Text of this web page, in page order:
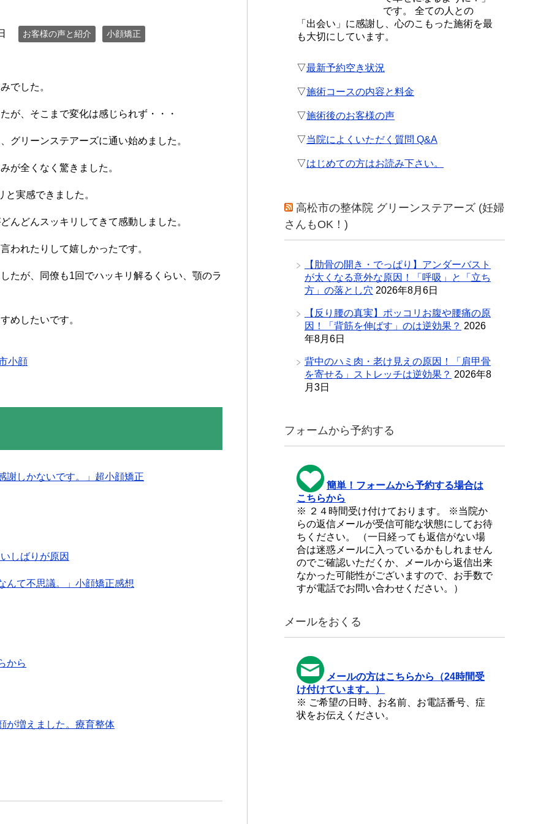
お客様の声と紹介 小顔矯正
でした。
が、そこまで変化は感じられず・・・
グリーンステアーズに通い始めました。
が全くなく驚きました。
実感できました。
んどんスッキリしてきて感動しました。
われたりして嬉しかったです。
たが、同僚も1回でハッキリ解るくらい、顎のラ
めしたいです。
小顔
謝しかないです。」超小顔矯正
しばりが原因
んて不思議。」小顔矯正感想
から
が増えました。療育整体
です。 全ての人との
「出会い」に感謝し、心のこもった施術を最
も大切にしています。
▽最新予約空き状況
▽施術コースの内容と料金
▽施術後のお客様の声
▽当院によくいただく質問 Q&A
▽はじめての方はお読み下さい。
高松市の整体院 グリーンステアーズ (妊婦
さんもOK！)
【肋骨の開き・でっぱり】アンダーバスト
が太くなる意外な原因！「呼吸」と「立ち
方」の落とし穴 2026年8月6日
【反り腰の真実】ポッコリお腹や腰痛の原
因！「背筋を伸ばす」のは逆効果？ 2026
年8月6日
背中のハミ肉・老け見えの原因！「肩甲骨
を寄せる」ストレッチは逆効果？ 2026年8
月3日
フォームから予約する
簡単！フォームから予約する場合は
こちらから
※ ２４時間受け付けております。 ※当院か
らの返信メールが受信可能な状態にしてお待
ちください。 （一日経っても返信がない場
合は迷惑メールに入っているかもしれません
のでご確認いただくか、メールから返信出来
なかった可能性がございますので、お手数で
すが電話でお問い合わせください。）
メールをおくる
メールの方はこちらから（24時間受
け付けています。）
※ ご希望の日時、お名前、お電話番号、症
状をお伝えください。